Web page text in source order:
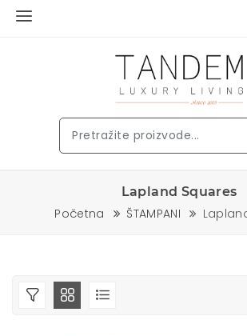
Lapland Squares
Početna ŠTAMPANI